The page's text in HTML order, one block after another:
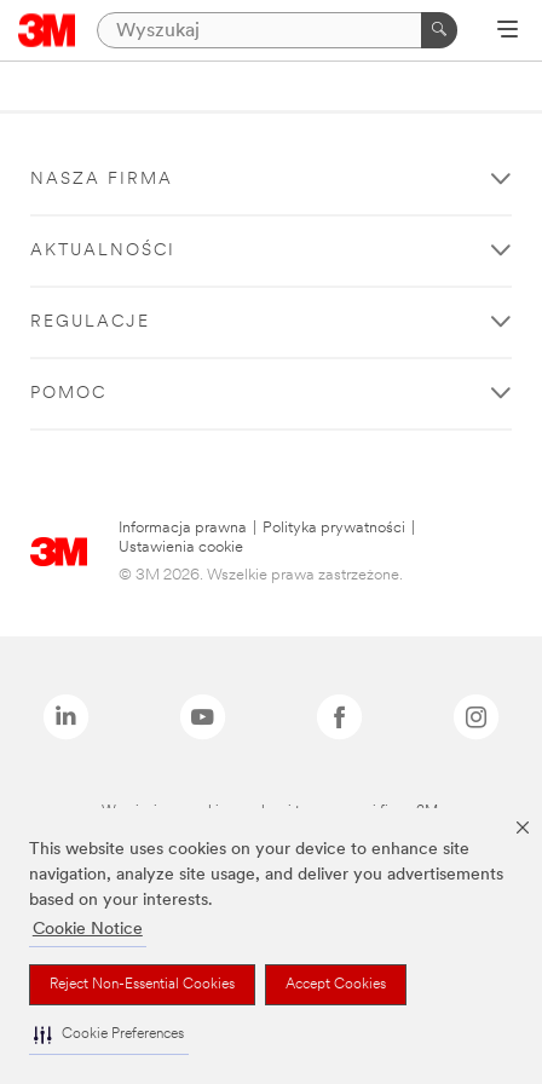
This website uses cookies on your device to enhance site
navigation, analyze site usage, and deliver you advertisements
based on your interests.
Cookie Notice
Reject Non-Essential Cookies Accept Cookies
Cookie Preferences
NASZA FIRMA
AKTUALNOŚCI
REGULACJE
POMOC
Informacja prawna Polityka prywatności
Ustawienia cookie
© 3M 2026. Wszelkie prawa zastrzeżone.
Wymienione marki są znakami towarowymi firmy 3M.